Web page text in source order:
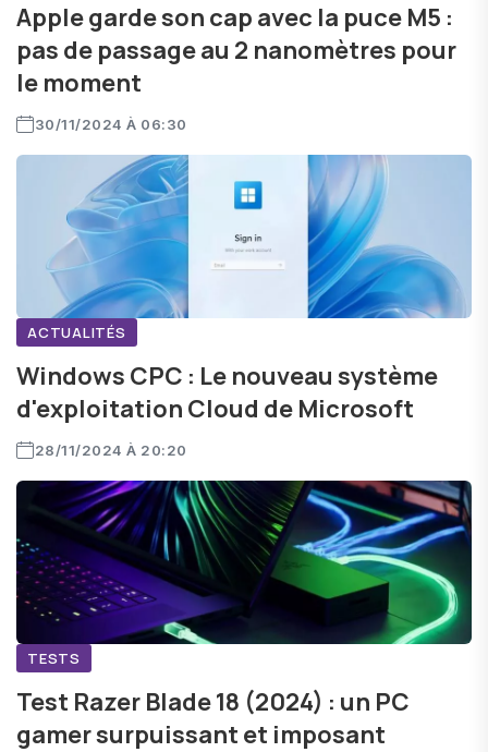
Apple garde son cap avec la puce M5 :
pas de passage au 2 nanomètres pour
le moment
30/11/2024 À 06:30
ACTUALITÉS
Windows CPC : Le nouveau système
d'exploitation Cloud de Microsoft
28/11/2024 À 20:20
TESTS
Test Razer Blade 18 (2024) : un PC
gamer surpuissant et imposant